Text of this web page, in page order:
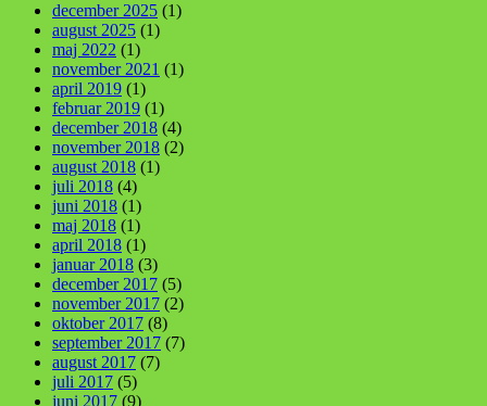
december 2025 (1)
august 2025 (1)
maj 2022 (1)
november 2021 (1)
april 2019 (1)
februar 2019 (1)
december 2018 (4)
november 2018 (2)
august 2018 (1)
juli 2018 (4)
juni 2018 (1)
maj 2018 (1)
april 2018 (1)
januar 2018 (3)
december 2017 (5)
november 2017 (2)
oktober 2017 (8)
september 2017 (7)
august 2017 (7)
juli 2017 (5)
juni 2017 (9)